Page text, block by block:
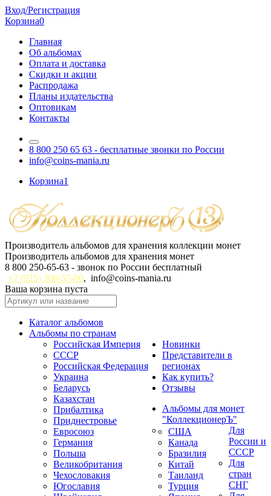
Вход/Регистрация
Корзина0
Главная
Об альбомах
Оплата и доставка
Скидки и акции
Распродажа
Планы издательства
Оптовикам
Контакты
8 800 250 65 63 - бесплатные звонки по России
info@coins-mania.ru
Корзина1
Производитель альбомов для хранения коллекции монет
Производитель альбомов для хранения монет
8 800 250-65-63 - звонок по России бесплатный
+7 (925) 300-57-00, info@coins-mania.ru
Ваша корзина пуста
Каталог альбомов
Альбомы по странам
Российская Империя
СССР
Российская Федерация
Украина
Беларусь
Казахстан
Прибалтика
Приднестровье
Евросоюз
Германия
Польша
Великобритания
Чехословакия
Югославия
США
Канада
Бразилия
Китай
Таиланд
Турция
Новинки
Представители в
регионах
Как купить?
Отзывы
Альбомы для монет
"КоллекционерЪ"
Для
России и
СССР
Для
стран
СНГ